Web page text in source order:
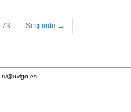
73 Seguinte →
tv@uvigo.es